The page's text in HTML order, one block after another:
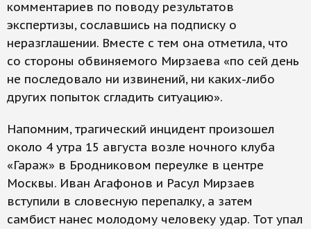
комментариев по поводу результатов
экспертизы, сославшись на подписку о
неразглашении. Вместе с тем она отметила, что
со стороны обвиняемого Мирзаева «по сей день
не последовало ни извинений, ни каких-либо
других попыток сгладить ситуацию».
Напомним, трагический инцидент произошел
около 4 утра 15 августа возле ночного клуба
«Гараж» в Бродниковом переулке в центре
Москвы. Иван Агафонов и Расул Мирзаев
вступили в словесную перепалку, а затем
самбист нанес молодому человеку удар. Тот упал